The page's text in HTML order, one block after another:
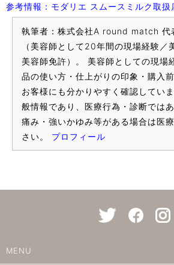
参考情報：モダリエ スムースミルク取扱
執筆者：株式会社A round match 代
（美容師として20年間の現場経験／
美容師免許）。 美容師としての現場
品の使い方・仕上がりの印象・購入
お客様にも分かりやすく確認してい
般情報であり、医療行為・診断では
痛み・強いかゆみ等がある場合は医
さい。 プロフィール
MENU